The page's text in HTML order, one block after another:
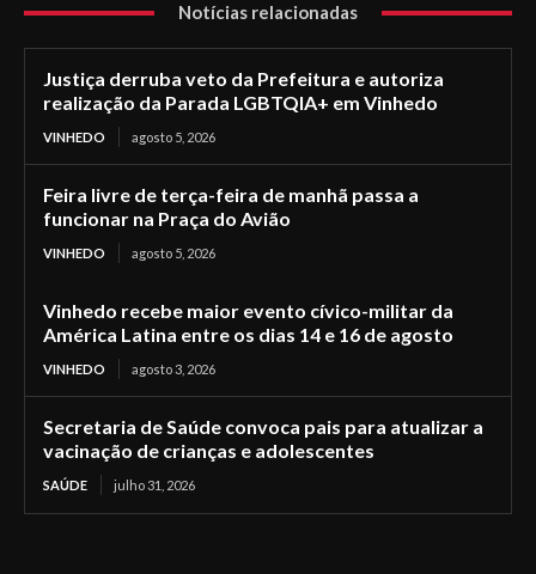
Notícias relacionadas
Justiça derruba veto da Prefeitura e autoriza
realização da Parada LGBTQIA+ em Vinhedo
VINHEDO agosto 5, 2026
Feira livre de terça-feira de manhã passa a
funcionar na Praça do Avião
VINHEDO agosto 5, 2026
Vinhedo recebe maior evento cívico-militar da
América Latina entre os dias 14 e 16 de agosto
VINHEDO agosto 3, 2026
Secretaria de Saúde convoca pais para atualizar a
vacinação de crianças e adolescentes
SAÚDE julho 31, 2026